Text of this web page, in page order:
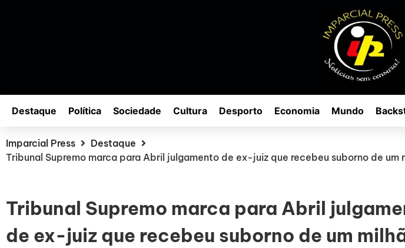
Destaque Política Sociedade Cultura Desporto Economia Mundo
Imparcial Press
Destaque
Tribunal Supremo marca para Abril julgamento de ex-juiz que recebeu suborno de
Tribunal Supremo marca para Abril
de ex-juiz que recebeu suborno de um